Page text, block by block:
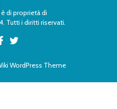
di proprietà di
Tutti i diritti riservati.
WordPress Theme